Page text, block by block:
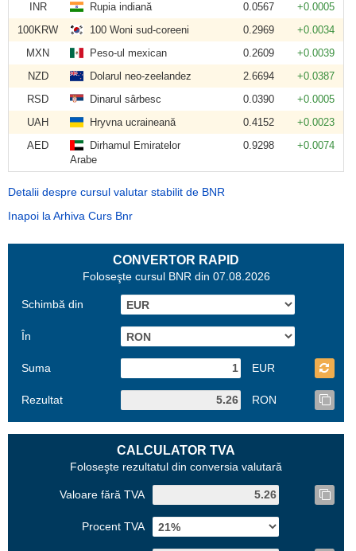
INR Rupia indiană 0.0567
+0.0005
100KRW
100 Woni sud-coreeni 0.2969
+0.0034
MXN
Peso-ul mexican 0.2609
+0.0039
NZD
Dolarul neo-zeelandez 2.6694
+0.0387
RSD
Dinarul sârbesc 0.0390
+0.0005
UAH
Hryvna ucraineană 0.4152
+0.0023
AED
Dirhamul Emiratelor
Arabe
0.9298 +0.0074
Detalii despre cursul valutar stabilit de BNR
Inapoi la Arhiva Curs Bnr
CONVERTOR RAPID
Foloseşte cursul BNR din 07.08.2026
Schimbă din
În
Suma EUR
Rezultat RON
CALCULATOR TVA
Foloseşte rezultatul din conversia valutară
Valoare fără TVA
Procent TVA